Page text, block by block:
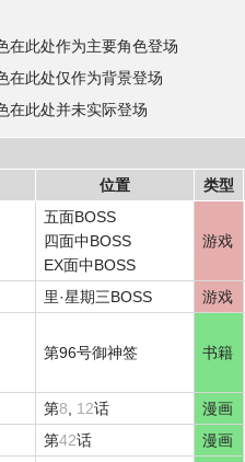
在此处作为主要角色登场
在此处仅作为背景登场
在此处并未实际登场
位置 类型
五面BOSS
四面中BOSS
EX面中BOSS
游戏
里·星期三BOSS 游戏
第96号御神签 书籍
第8, 12话 漫画
第42话 漫画